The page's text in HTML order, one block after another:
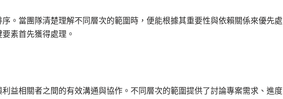
。當團隊清楚理解不同層次的範圍時，便能根據其重要性與依賴關係來優先處
素首先獲得處理。
益相關者之間的有效溝通與協作。不同層次的範圍提供了討論專案需求、進度